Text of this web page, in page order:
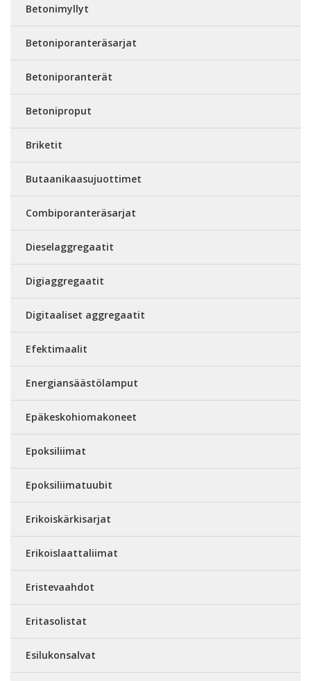
Betonimyllyt
Betoniporanteräsarjat
Betoniporanterät
Betoniproput
Briketit
Butaanikaasujuottimet
Combiporanteräsarjat
Dieselaggregaatit
Digiaggregaatit
Digitaaliset aggregaatit
Efektimaalit
Energiansäästölamput
Epäkeskohiomakoneet
Epoksiliimat
Epoksiliimatuubit
Erikoiskärkisarjat
Erikoislaattaliimat
Eristevaahdot
Eritasolistat
Esilukonsalvat